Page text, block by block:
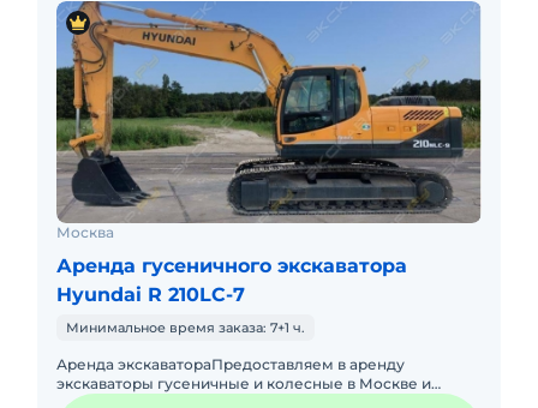
Москва
Аренда гусеничного экскаватора
Hyundai R 210LC-7
Минимальное время заказа: 7+1 ч.
Аренда экскаватораПредоставляем в аренду
экскаваторы гусеничные и колесные в Москве и
московской области от ведущей компании ООО